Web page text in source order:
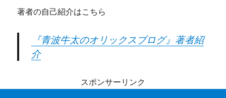
著者の自己紹介はこちら
『青波牛太のオリックスブログ』著者紹
介
スポンサーリンク